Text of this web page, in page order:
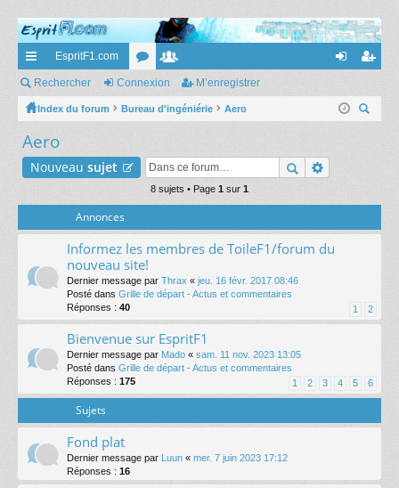
cc
ès
ra
pi
EspritF1.com
or
u
s
e
m
es
ne nr
Rechercher Connexion M’enregistrer
Index du forum Bureau d'ingéniérie
Aero
Aero
Nouveau sujet
8 sujets • Page 1 sur 1
Annonces
Informez les membres de ToileF1/forum du
nouveau site!
Dernier message par Thrax « jeu. 16 févr. 2017 08:46
Posté dans Grille de départ - Actus et commentaires
Réponses : 40 1 2
Bienvenue sur EspritF1
Dernier message par Mado « sam. 11 nov. 2023 13:05
Posté dans Grille de départ - Actus et commentaires
Réponses : 175 1 2 3 4 5 6
Sujets
Fond plat
Dernier message par Luun « mer. 7 juin 2023 17:12
Réponses : 16